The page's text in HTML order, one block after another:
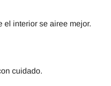
el interior se airee mejor.
cuidado.